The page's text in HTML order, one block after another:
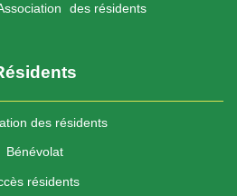
des résidents
des résidents
Bénévolat
résidents